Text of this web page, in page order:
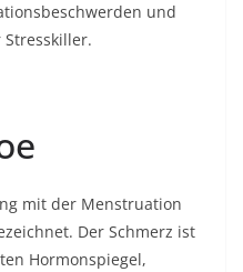
und
mit der Menstruation
Der Schmerz ist
Hormonspiegel,